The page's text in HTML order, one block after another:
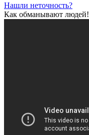
Нашли неточность?
Как обманывают людей!